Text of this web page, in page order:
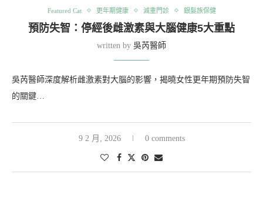
Featured Cat 更年期健康 減重門診 銀髮族保健
預防失智：停經後雌激素與大腦健康5大重點
written by 吳芮醫師
吳芮醫師深度解析雌激素對大腦的影響，揭曉女性更年期預防失智
的關鍵…
9 2 月, 2026 0 comments